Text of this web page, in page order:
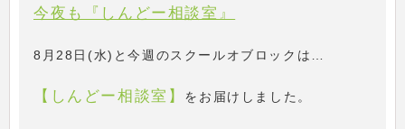
今夜も『しんどー相談室』
8月28日(水)と今週のスクールオブロックは…
【しんどー相談室】 をお届けしました。